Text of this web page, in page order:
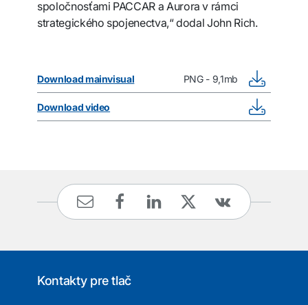
spoločnosťami PACCAR a Aurora v rámci
strategického spojenectva,“ dodal John Rich.
Download mainvisual PNG - 9,1mb
Download video
Kontakty pre tlač